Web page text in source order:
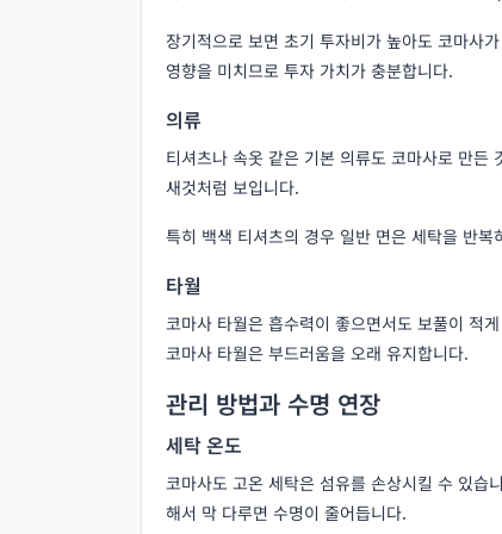
장기적으로 보면 초기 투자비가 높아도 코마사
영향을 미치므로 투자 가치가 충분합니다.
의류
티셔츠나 속옷 같은 기본 의류도 코마사로 만든
새것처럼 보입니다.
특히 백색 티셔츠의 경우 일반 면은 세탁을 반
타월
코마사 타월은 흡수력이 좋으면서도 보풀이 적
코마사 타월은 부드러움을 오래 유지합니다.
관리 방법과 수명 연장
세탁 온도
코마사도 고온 세탁은 섬유를 손상시킬 수 있습
해서 막 다루면 수명이 줄어듭니다.